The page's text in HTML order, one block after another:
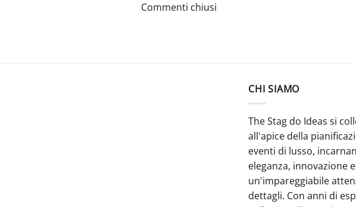
Commenti chiusi
CHI SIAMO
The Stag do Ideas si
all'apice della
eventi di lusso,
eleganza, innovazione e
un'impareggiabile
dettagli. Con anni di